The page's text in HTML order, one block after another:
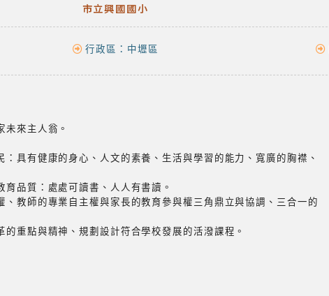
市立興國國小
行政區： 中壢區
來主人翁。
具有健康的身心、人文的素養、生活與學習的能力、寬廣的胸襟、
育品質：處處可讀書、人人有書讀。
、教師的專業自主權與家長的教育參與權三角鼎立與協調、三合一的
重點與精神、規劃設計符合學校發展的活潑課程。